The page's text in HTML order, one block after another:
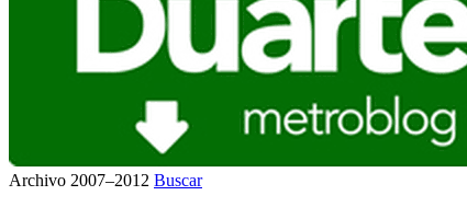
Archivo 2007–2012 Buscar